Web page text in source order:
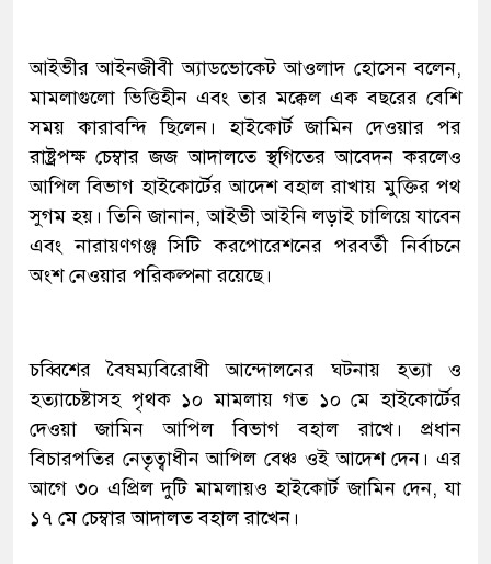
আইভীর আইনজীবী অ্যাডভোকেট আওলাদ হোসেন বলেন,
মামলাগুলো ভিত্তিহীন এবং তার মক্কেল এক বছরের বেশি
সময় কারাবন্দি ছিলেন। হাইকোর্ট জামিন দেওয়ার পর
রাষ্ট্রপক্ষ চেম্বার জজ আদালতে স্থগিতের আবেদন করলেও
আপিল বিভাগ হাইকোর্টের আদেশ বহাল রাখায় মুক্তির পথ
সুগম হয়। তিনি জানান, আইভী আইনি লড়াই চালিয়ে যাবেন
এবং নারায়ণগঞ্জ সিটি করপোরেশনের পরবর্তী নির্বাচনে
অংশ নেওয়ার পরিকল্পনা রয়েছে।
চব্বিশের বৈষম্যবিরোধী আন্দোলনের ঘটনায় হত্যা ও
হত্যাচেষ্টাসহ পৃথক ১০ মামলায় গত ১০ মে হাইকোর্টের
দেওয়া জামিন আপিল বিভাগ বহাল রাখে। প্রধান
বিচারপতির নেতৃত্বাধীন আপিল বেঞ্চ ওই আদেশ দেন। এর
আগে ৩০ এপ্রিল দুটি মামলায়ও হাইকোর্ট জামিন দেন, যা
১৭ মে চেম্বার আদালত বহাল রাখেন।